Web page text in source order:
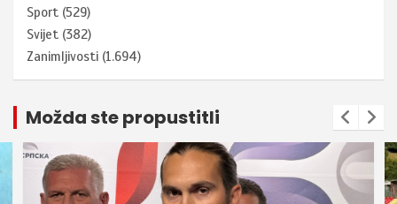
Sport (529)
Svijet (382)
Zanimljivosti (1.694)
Možda ste propustitli